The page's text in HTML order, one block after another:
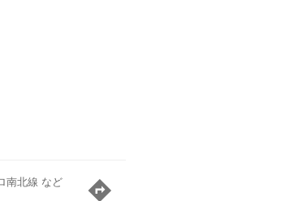
南北線 など